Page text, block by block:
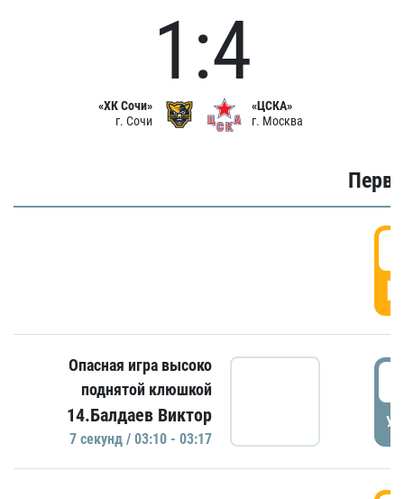
«ХК Сочи»
г. Сочи
1:4
«ЦСКА»
г. Москва
Опасная игра высоко
поднятой клюшкой
14.Балдаев Виктор
7 секунд / 03:10 - 03:17